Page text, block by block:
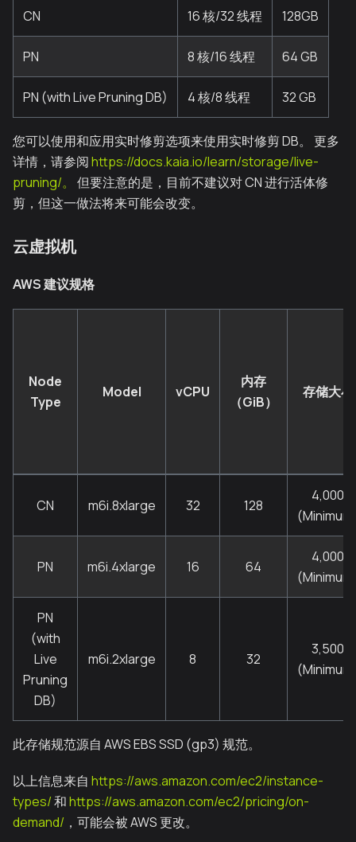
CN 16 核/32 线程 128GB
PN 8 核/16 线程 64 GB
PN (with Live Pruning DB) 4 核/8 线程 32 GB
您可以使用和应用实时修剪选项来使用实时修剪 DB。 更多
详情，请参阅https://docs.kaia.io/learn/storage/live-
pruning/。
但要注意的是，目前不建议对 CN 进行活体修
剪，但这一做法将来可能会改变。
云虚拟机
AWS 建议规格
Node
Type
Model vCPU
内存
（GiB）
存储大小
CN m6i.8xlarge 32 128
4,000
PN m6i.4xlarge 16 64
4,000
PN
(with
Live
Pruning
DB)
m6i.2xlarge 8 32
3,500
此存储规范源自 AWS EBS SSD (gp3) 规范。
以上信息来自 https://aws.amazon.com/ec2/instance-
types/和https://aws.amazon.com/ec2/pricing/on-
demand/ ，可能会被 AWS 更改。